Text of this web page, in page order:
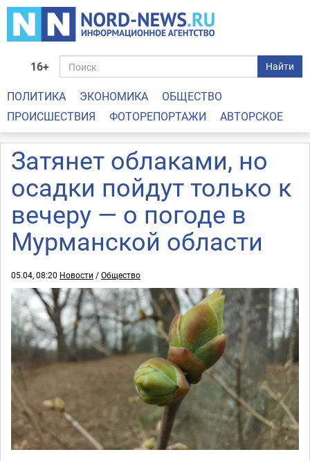
16+ Найти
ПОЛИТИКА ЭКОНОМИКА
ОБЩЕСТВО
ПРОИСШЕСТВИЯ
ФОТОРЕПОРТАЖИ АВТОРСКОЕ
Затянет облаками, но
осадки пойдут только к
вечеру — о погоде в
Мурманской области
05.04, 08:20 Новости /Общество